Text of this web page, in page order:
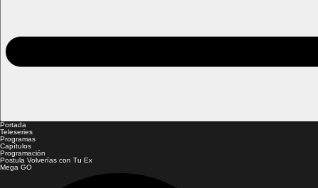
Portada
Teleseries
Programas
Capítulos
Programación
Postula Volverías con Tu Ex
Mega GO